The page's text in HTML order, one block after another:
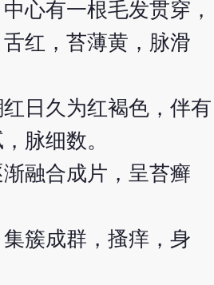
心有一根毛发贯穿，
红，苔薄黄，脉滑
日久为红褐色，伴有
脉细数。
融合成片，呈苔癣
簇成群，搔痒，身